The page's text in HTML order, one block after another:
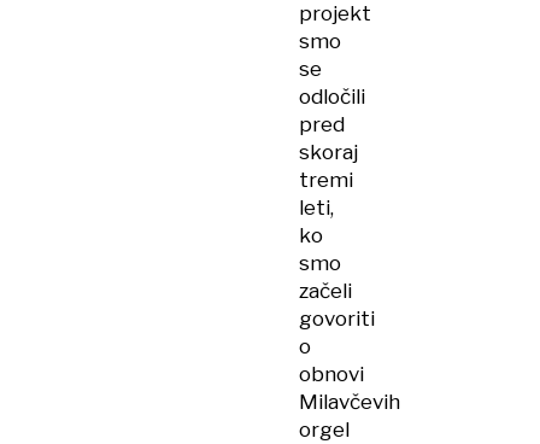
projekt
smo
se
odločili
pred
skoraj
tremi
leti,
ko
smo
začeli
govoriti
o
obnovi
Milavčevih
orgel